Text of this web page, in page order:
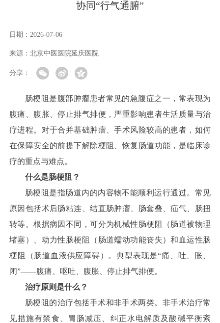
协同“行气通腑”
日期： 2026-07-06
来源： 北京中医医院延庆医院
分享：
肠梗阻是腹部肿瘤患者常见的急腹症之一，常表现为
腹痛、腹胀、停止排气排便，严重影响患者生活质量与治
疗进程。对于合并基础肿瘤、手术风险较高的患者，如何
在保障安全的前提下解除梗阻、恢复肠道功能，是临床诊
疗的重点与难点。
什么是肠梗阻？
肠梗阻是指肠道内的内容物不能顺利运行通过。常见
原因包括术后肠粘连、结直肠肿瘤、肠套叠、疝气、肠扭
转等。根据病因不同，可分为机械性肠梗阻（肠道被物理
堵塞）、动力性肠梗阻（肠道蠕动功能丧失）和血运性肠
梗阻（肠道血液供应障碍）。典型表现是“痛、吐、胀、
闭”——腹痛、呕吐、腹胀、停止排气排便。
治疗原则是什么？
肠梗阻的治疗包括手术和非手术两类。非手术治疗常
见措施有禁食、胃肠减压、纠正水电解质及酸碱平衡紊